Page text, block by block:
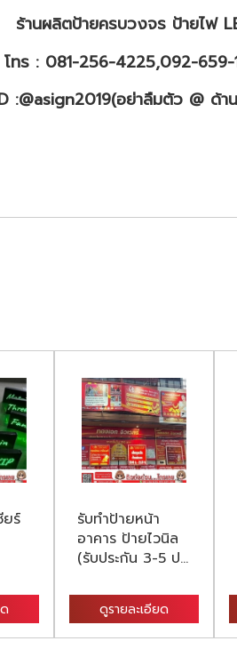
ร้านผลิตป้ายครบวงจร ป้ายไฟ
โทร : 081-256-4225,092-659-
:@asign2019(อย่าลืมตัว @ ด้า
ยร์
รับทำป้ายหน้า
อาคาร ป้ายไวนิล
(รับประกัน 3-5 ป...
ดูรายละเอียด